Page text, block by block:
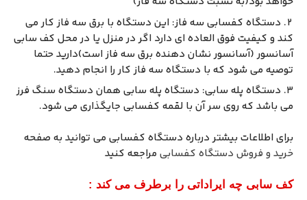
دستگاه کفسابی سه فاز: این دستگاه با برق سه فاز کار می
کند و کیفیت فوق العاده ای دارد اگر در منزل یا در محل کف سابی
آسانسور (آسانسور نشان دهنده برق سه فاز است)دارید حتما
توصیه می شود که با دستگاه سه فاز کار را انجام دهید.
دستگاه پله سابی: دستگاه پله سابی همان دستگاه سنگ فرز
می باشد که روی سر آن با لقمه کفسابی جایگذاری می شود.
برای اطلاعات بیشتر درباره دستگاه کفسابی می توانید به صفحه
خرید و فروش دستگاه کفسابی مراجعه کنید
کف سابی چه ایراداتی را برطرف می کند :